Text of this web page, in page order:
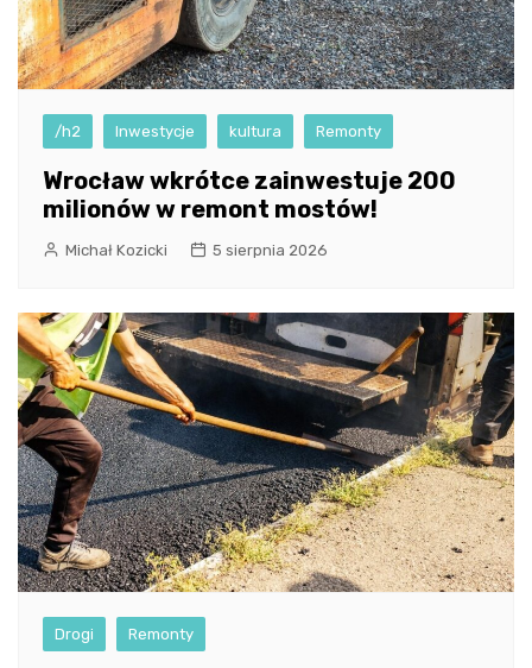
/h2 Inwestycje kultura Remonty
Wrocław wkrótce zainwestuje 200
milionów w remont mostów!
Michał Kozicki 5 sierpnia 2026
Drogi Remonty